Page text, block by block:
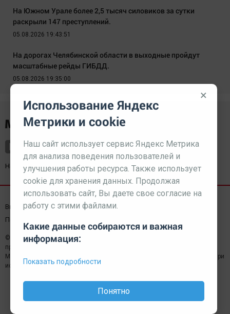
На Южном Урале более 2,5 тысяч силовиков за сутки
раскрыли 147 преступлений.
05.08.2026 19:43:51
На дорогах Челябинской области в выходные пройдут
масштабные рейды ГИБДД.
05.08.2026 19:35:00
Наш партнерkurorty-sochi.ru
Выходные данные СМИ Реклама
Пользовательское соглашение
© 2026 МЕДИАЗАВОД — Сайт может содержать контент,
предназначенный для лиц 18+
Мнение редакции может не совпадать с мнением отдельных авторов.При
использовании материалов сайта ссылка обязательна.
×
Использование Яндекс
Метрики и cookie
Наш сайт использует сервис Яндекс Метрика
для анализа поведения пользователей и
улучшения работы ресурса. Также использует
cookie для хранения данных. Продолжая
использовать сайт, Вы даете свое согласие на
работу с этими файлами.
Какие данные собираются и важная
информация:
Показать подробности
Понятно